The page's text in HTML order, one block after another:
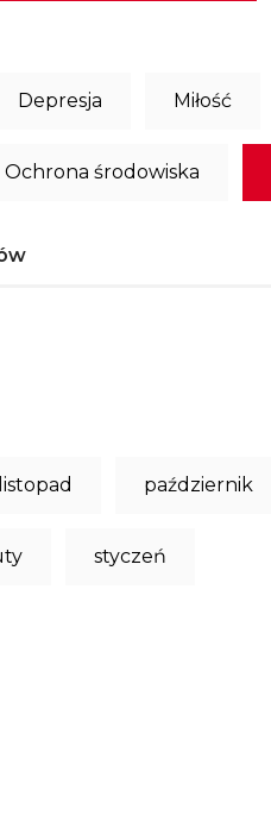
Depresja Miłość
Ochrona środowiska
listopad październik
styczeń